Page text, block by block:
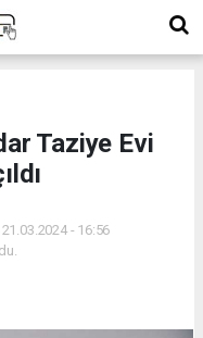
Taziye Evi
- 16:56